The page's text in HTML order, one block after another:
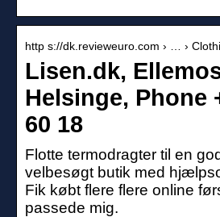
http s://dk.revieweuro.com › … ›
Lisen.dk,
Helsinge, Phone
60 18
Flotte termodragter til en
velbesøgt butik med
Fik købt flere flere online
passede mig.